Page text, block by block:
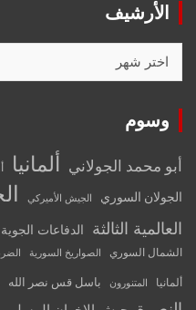
الأرشيف
وسوم
أبو محمد الجولاني ألمانيا
الجولان السوري الجيش الأميركي
العالمية الثالثة
الدفاعات
الشمال السوري الصواريخ السورية
ألمانيا المتنورون باسل قس نصر الله